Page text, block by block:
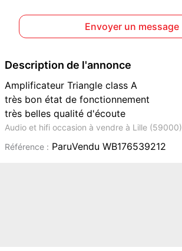
Envoyer un message
Description de l'annonce
Amplificateur Triangle class A
très bon état de fonctionnement
très belles qualité d'écoute
Audio et hifi occasion à vendre à Lille (59000)
Référence : ParuVendu WB176539212